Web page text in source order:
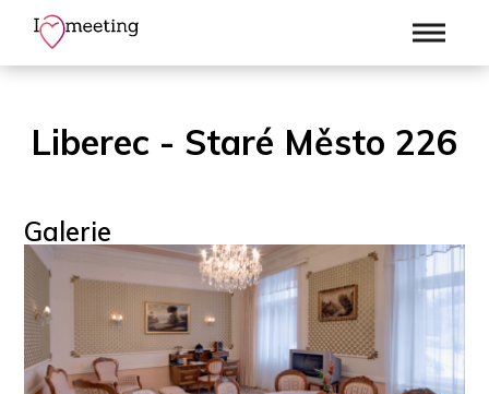
Liberec - Staré Město 226
Galerie